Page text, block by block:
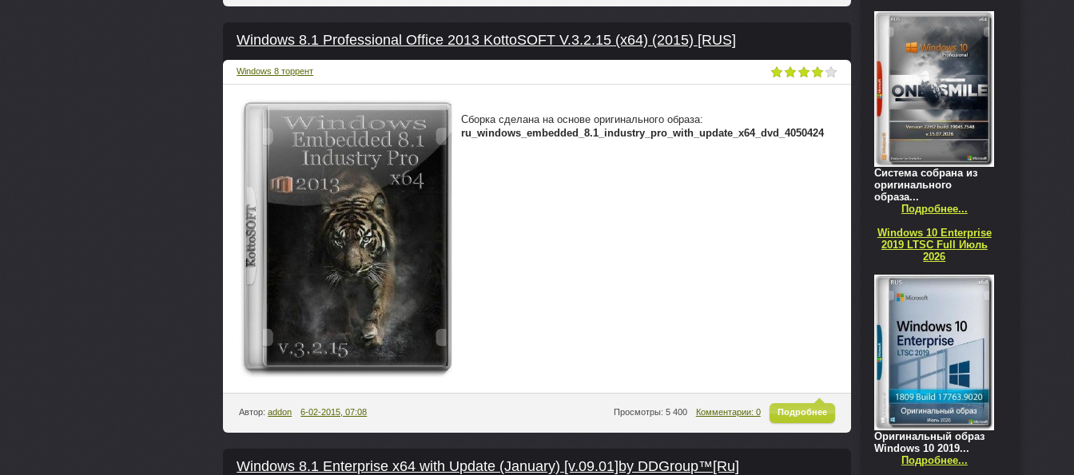
Windows 8.1 Professional Office 2013 KottoSOFT V.3.2.15 (x64) (2015) [RUS]
Windows 8 торрент
Сборка сделана на основе оригинального образа:
ru_windows_embedded_8.1_industry_pro_with_update_x64_dvd_4050424
Подробнее
Комментарии: 0
Просмотры: 5 400
Автор:addon 6-02-2015, 07:08
Windows 8.1 Enterprise x64 with Update (January) [v.09.01]by DDGroup™[Ru]
Система собрана из
оригинального
образа...
Подробнее...
Windows 10 Enterprise
2019 LTSC Full Июль
2026
Оригинальный образ
Windows 10 2019...
Подробнее...